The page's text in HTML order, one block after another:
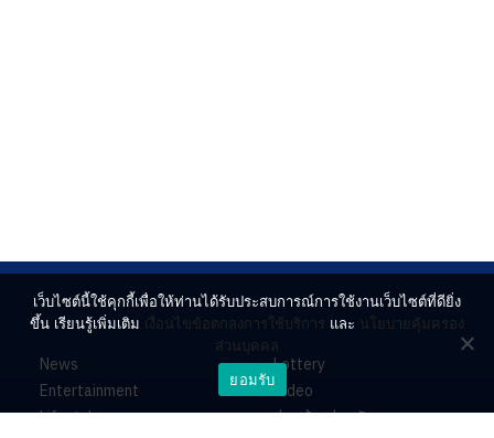
News
Entertainment
Lifestyle
Lottery
Video
ร่วมด้วยช่วยกัน
เว็บไซต์นี้ใช้คุกกี้เพื่อให้ท่านได้รับประสบการณ์การใช้งานเว็บไซต์ที่ดียิ่ง
ขึ้น เรียนรู้เพิ่มเติม เงื่อนไขข้อตกลงการใช้บริการ และ นโยบายคุ้มครอง
ส่วนบุคคล
ยอมรับ